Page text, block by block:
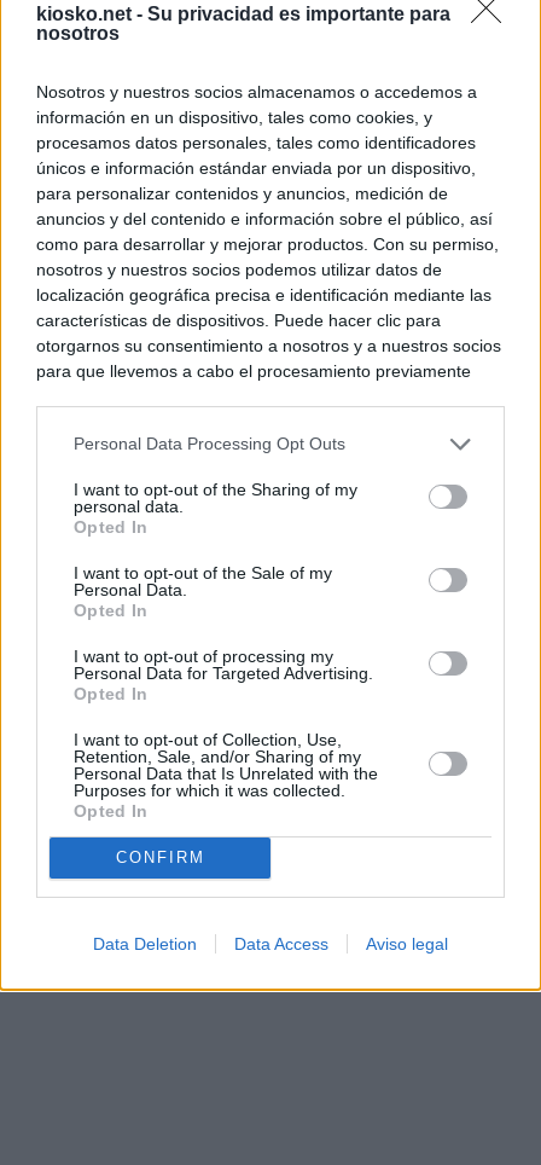
kiosko.net - Su privacidad es importante para
nosotros
Nosotros y nuestros socios almacenamos o accedemos a
información en un dispositivo, tales como cookies, y
procesamos datos personales, tales como identificadores
únicos e información estándar enviada por un dispositivo,
para personalizar contenidos y anuncios, medición de
anuncios y del contenido e información sobre el público, así
como para desarrollar y mejorar productos. Con su permiso,
nosotros y nuestros socios podemos utilizar datos de
localización geográfica precisa e identificación mediante las
características de dispositivos. Puede hacer clic para
otorgarnos su consentimiento a nosotros y a nuestros socios
para que llevemos a cabo el procesamiento previamente
negar su consentimiento. Tenga en cuenta que algún
de su consentimiento, pero usted tiene el derecho de
rechazar tal procesamiento. Sus preferencias se aplicarán
cualquier momento entrando de nuevo en este sitio web o
visitando nuestra política de privacidad.
Personal Data Processing Opt Outs
I want to opt-out of the Sharing of my
personal data.
Opted In
I want to opt-out of the Sale of my
Personal Data.
Opted In
I want to opt-out of processing my
Personal Data for Targeted Advertising.
Opted In
I want to opt-out of Collection, Use,
Retention, Sale, and/or Sharing of my
Personal Data that Is Unrelated with the
Purposes for which it was collected.
Opted In
CONFIRM
Data Deletion Data Access Aviso legal